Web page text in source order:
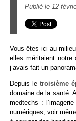
Publié le 12
Vous êtes ici au
elles méritaient
j’avais fait un
Depuis letroisième
domaine de la santé.
medtechs :
numériques, voir